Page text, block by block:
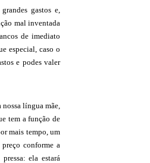
gastos e,
mal inventada
de imediato
especial, caso o
e podes valer
nossa língua mãe,
tem a função de
mais tempo, um
conforme a
ela estará